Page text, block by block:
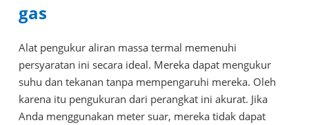
gas
Alat pengukur aliran massa termal memenuhi
persyaratan ini secara ideal. Mereka dapat mengukur
suhu dan tekanan tanpa mempengaruhi mereka. Oleh
karena itu pengukuran dari perangkat ini akurat. Jika
Anda menggunakan meter suar, mereka tidak dapat